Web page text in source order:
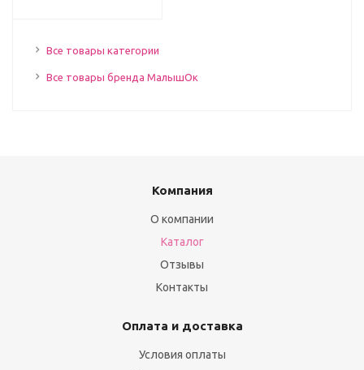
Все товары категории
Все товары бренда МалышОк
Компания
О компании
Каталог
Отзывы
Контакты
Оплата и доставка
Условия оплаты